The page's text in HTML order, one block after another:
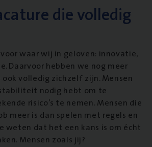
die volledig
waar wij in geloven: innovatie,
Daarvoor hebben we nog meer
volledig zichzelf zijn. Mensen
nodig hebt om te
risico’s te nemen. Mensen die
meer is dan spelen met regels en
weten dat het een kans is om écht
Mensen zoals jij?